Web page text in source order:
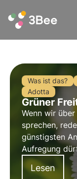
Was ist das?
Adotta
Grüner
Wenn wir
sprechen,
günstigsten
Aufregung
gegenüber
Deshalb
Lesen